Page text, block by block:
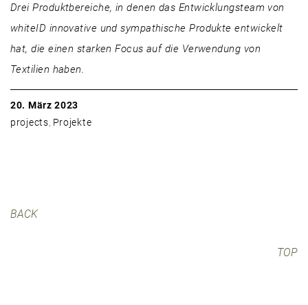
Drei Produktbereiche, in denen das Entwicklungsteam von
whiteID innovative und sympathische Produkte entwickelt
hat, die einen starken Focus auf die Verwendung von
Textilien haben.
20. März 2023
projects, Projekte
BACK
TOP